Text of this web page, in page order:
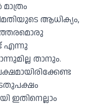
ആധിക്യം,
എന്നു
താനും.